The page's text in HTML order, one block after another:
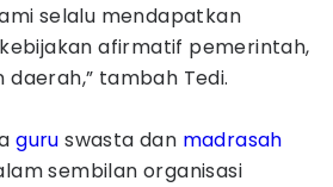
selalu mendapatkan
afirmatif pemerintah,
tambah Tedi.
guru swasta dan madrasah
sembilan organisasi